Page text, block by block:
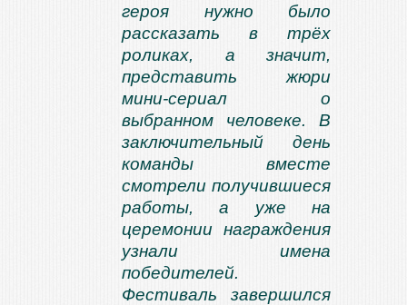
героя нужно было
рассказать в трёх
роликах, а значит,
представить жюри
мини-сериал о
выбранном человеке. В
заключительный день
команды вместе
смотрели получившиеся
работы, а уже на
церемонии награждения
узнали имена
победителей.
Фестиваль завершился